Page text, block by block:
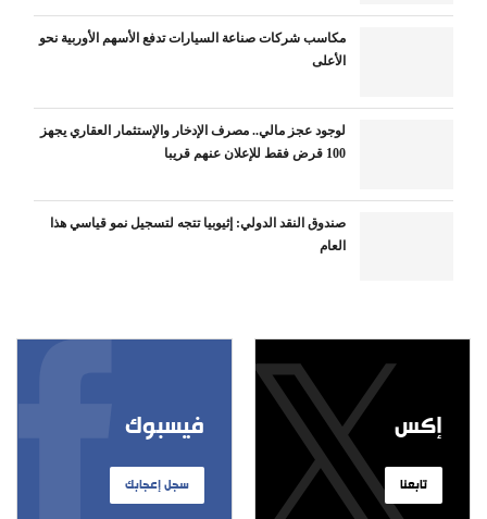
مكاسب شركات صناعة السيارات تدفع الأسهم الأوربية نحو
الأعلى
لوجود عجز مالي.. مصرف الإدخار والإستثمار العقاري يجهز
100 قرض فقط للإعلان عنهم قريبا
صندوق النقد الدولي: إثيوبيا تتجه لتسجيل نمو قياسي هذا
العام
فيسبوك
سجل إعجابك
إكس
تابعنا